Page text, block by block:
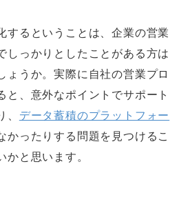
するということは、企業の営業
しっかりとしたことがある方は
ょうか。実際に自社の営業プロ
と、意外なポイントでサポート
データ蓄積のプラットフォー
かったりする問題を見つけるこ
と思います。